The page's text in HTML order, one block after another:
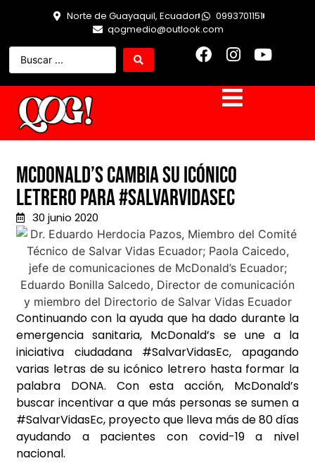
Norte de Guayaquil, Ecuador
0993701151
qogmedio@outlook.com
McDonald’s cambia su icónico
letrero para #SalvarVidasEc
30 junio 2020
Continuando con la ayuda que ha dado durante la
emergencia sanitaria, McDonald’s se une a la
iniciativa ciudadana #SalvarVidasEc, apagando
varias letras de su icónico letrero hasta formar la
palabra DONA. Con esta acción, McDonald’s
buscar incentivar a que más personas se sumen a
#SalvarVidasEc, proyecto que lleva más de 80 días
ayudando a pacientes con covid-19 a nivel
nacional.